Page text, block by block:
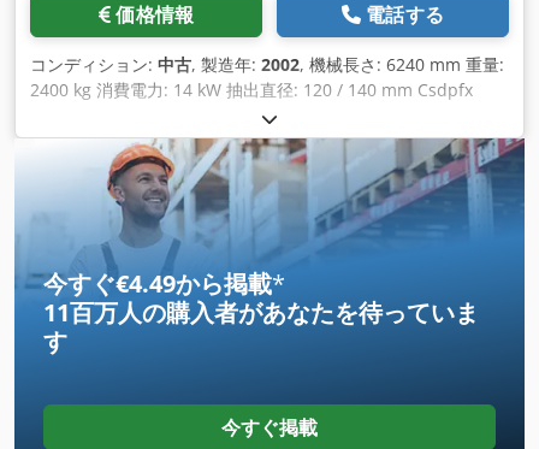
価格情報 電話する
コンディション: 中古, 製造年: 2002, 機械長さ: 6240 mm 重量:
2400 kg 消費電力: 14 kW 抽出直径: 120 / 140 mm Csdpfx
Aajvvkfwjhsha 保管場所: ナットハイム
今すぐ€4.49から掲載*
11百万人の購入者があなたを待っていま
す
今すぐ掲載